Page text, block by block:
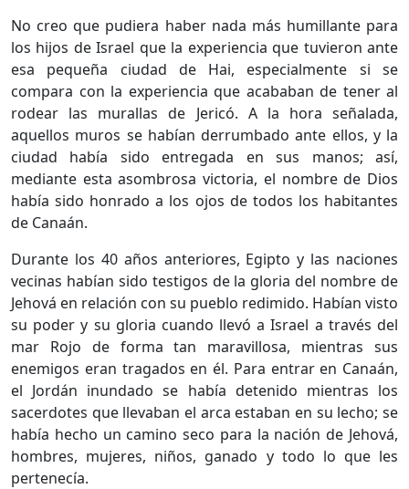
No creo que pudiera haber nada más humillante para
los hijos de Israel que la experiencia que tuvieron ante
esa pequeña ciudad de Hai, especialmente si se
compara con la experiencia que acababan de tener al
rodear las murallas de Jericó. A la hora señalada,
aquellos muros se habían derrumbado ante ellos, y la
ciudad había sido entregada en sus manos; así,
mediante esta asombrosa victoria, el nombre de Dios
había sido honrado a los ojos de todos los habitantes
de Canaán.
Durante los 40 años anteriores, Egipto y las naciones
vecinas habían sido testigos de la gloria del nombre de
Jehová en relación con su pueblo redimido. Habían visto
su poder y su gloria cuando llevó a Israel a través del
mar Rojo de forma tan maravillosa, mientras sus
enemigos eran tragados en él. Para entrar en Canaán,
el Jordán inundado se había detenido mientras los
sacerdotes que llevaban el arca estaban en su lecho; se
había hecho un camino seco para la nación de Jehová,
hombres, mujeres, niños, ganado y todo lo que les
pertenecía.